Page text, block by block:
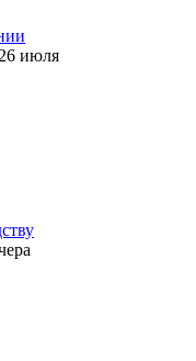
26 июля